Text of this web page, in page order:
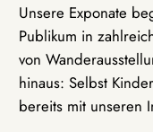
Unsere Exponate
Publikum in
von
hinaus: Selbst
bereits mit unseren